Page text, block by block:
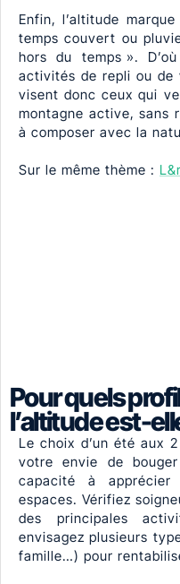
Enfin, l’altitude
temps couvert ou
hors du temps ».
activités de repli ou de
visent donc ceux qui
montagne active, sans
à composer avec la
Sur le même thème :
Pour quels
l’altitude est-
Le choix d’un été aux
votre envie de
capacité à
espaces. Vérifiez
des principales
envisagez plusieurs
famille…) pour